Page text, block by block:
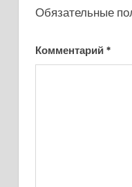
Обязательные
Комментарий *